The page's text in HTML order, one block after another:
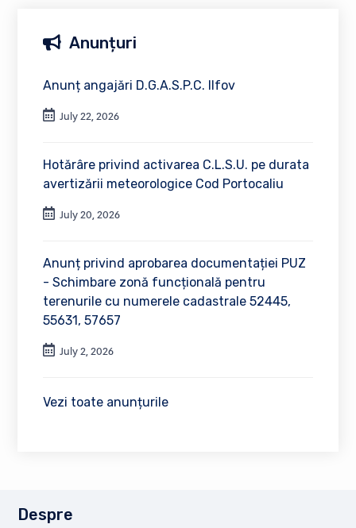
Anunțuri
Anunț angajări D.G.A.S.P.C. Ilfov
July 22, 2026
Hotărâre privind activarea C.L.S.U. pe durata
avertizării meteorologice Cod Portocaliu
July 20, 2026
Anunț privind aprobarea documentației PUZ
- Schimbare zonă funcțională pentru
terenurile cu numerele cadastrale 52445,
55631, 57657
July 2, 2026
Vezi toate anunțurile
Despre